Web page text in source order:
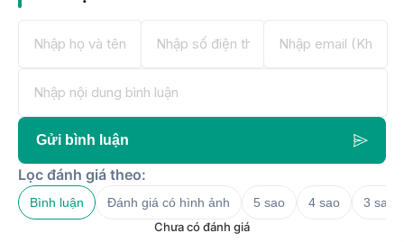
Gửi bình luận
Lọc đánh giá theo:
Bình luận Đánh giá có hình ảnh 5 sao 4 sao
3 sao
Chưa có đánh giá